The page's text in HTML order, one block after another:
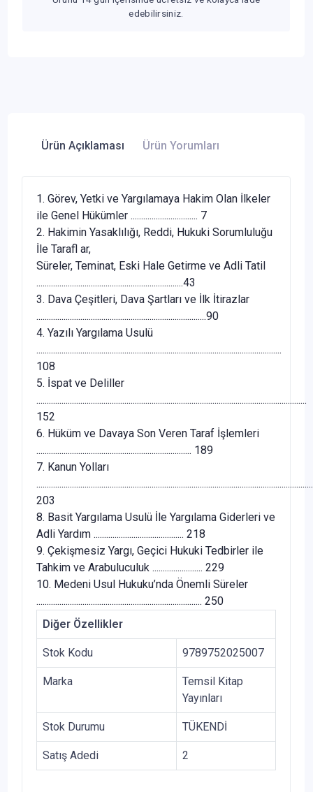
edebilirsiniz.
Ürün Açıklaması Ürün Yorumları
1. Görev, Yetki ve Yargılamaya Hakim Olan İlkeler
ile Genel Hükümler ................................ 7
2. Hakimin Yasaklılığı, Reddi, Hukuki Sorumluluğu
İle Tarafl ar,
Süreler, Teminat, Eski Hale Getirme ve Adli Tatil
......................................................................43
3. Dava Çeşitleri, Dava Şartları ve İlk İtirazlar
.................................................................................90
4. Yazılı Yargılama Usulü
.....................................................................................................................
108
5. İspat ve Deliller
.................................................................................................................................
152
6. Hüküm ve Davaya Son Veren Taraf İşlemleri
.......................................................................... 189
7. Kanun Yolları
203
8. Basit Yargılama Usulü İle Yargılama Giderleri ve
Adli Yardım ........................................... 218
9. Çekişmesiz Yargı, Geçici Hukuki Tedbirler ile
Tahkim ve Arabuluculuk ........................ 229
10. Medeni Usul Hukuku’nda Önemli Süreler
............................................................................... 250
Diğer Özellikler
Stok Kodu 9789752025007
Marka
Temsil Kitap
Yayınları
Stok Durumu TÜKENDİ
Satış Adedi 2